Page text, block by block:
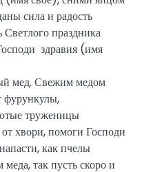
сила и радость
праздника
здравия (имя
мед. Свежим медом
фурункулы,
труженицы
хвори, помоги Господи
как пчелы
меда, так пусть скоро и